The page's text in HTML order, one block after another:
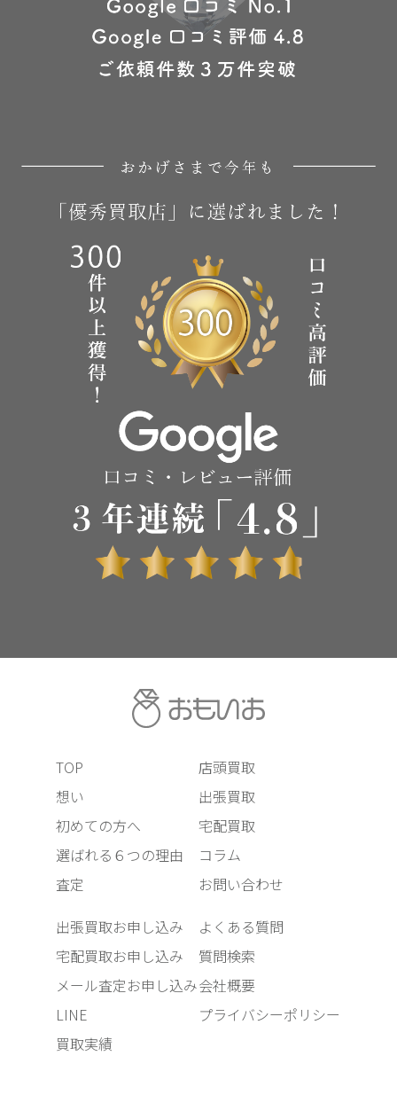
TOP
想い
初めての方へ
選ばれる６つの理由
査定
店頭買取
出張買取
宅配買取
コラム
お問い合わせ
出張買取お申し込み
宅配買取お申し込み
メール査定お申し込み
LINE
買取実績
よくある質問
質問検索
会社概要
プライバシーポリシー